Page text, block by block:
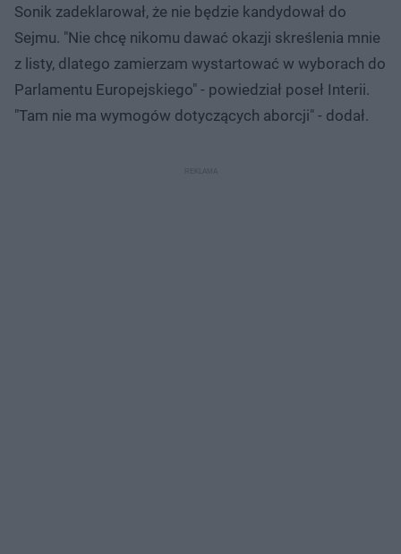
Sonik zadeklarował, że nie będzie kandydował do
Sejmu. "Nie chcę nikomu dawać okazji skreślenia mnie
z listy, dlatego zamierzam wystartować w wyborach do
Parlamentu Europejskiego" - powiedział poseł Interii.
"Tam nie ma wymogów dotyczących aborcji" - dodał.